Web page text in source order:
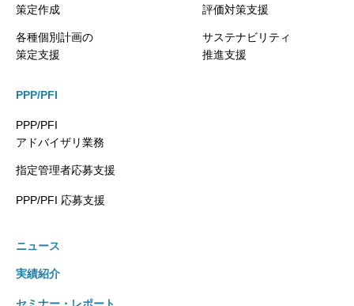
策定作成
各種個別計画の
策定支援
評価対策支援
サステナビリティ
推進支援
PPP/PFI
PPP/PFI
アドバイザリ業務
指定管理者応募支援
PPP/PFI 応募支援
ニュース
実績紹介